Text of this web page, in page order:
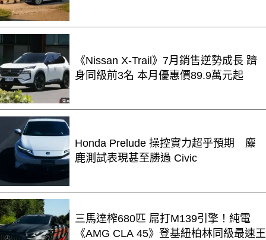
《Nissan X-Trail》7月銷售逆勢成長 躋
身同級前3名 本月優惠價89.9萬元起
Honda Prelude 操控實力超乎預期 麋
鹿測試表現甚至勝過 Civic
三馬達榨680匹 屌打M139引擎！純電
《AMG CLA 45》登基紐柏林同級最速王